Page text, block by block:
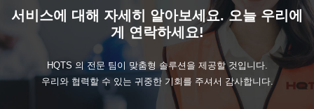
서비스에 대해 자세히 알아보세요. 오늘 우리에
게 연락하세요!
HQTS 의 전문 팀이 맞춤형 솔루션을 제공할 것입니다.
우리와 협력할 수 있는 귀중한 기회를 주셔서 감사합니다.